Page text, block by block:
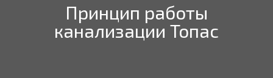
Принцип работы
канализации Топас